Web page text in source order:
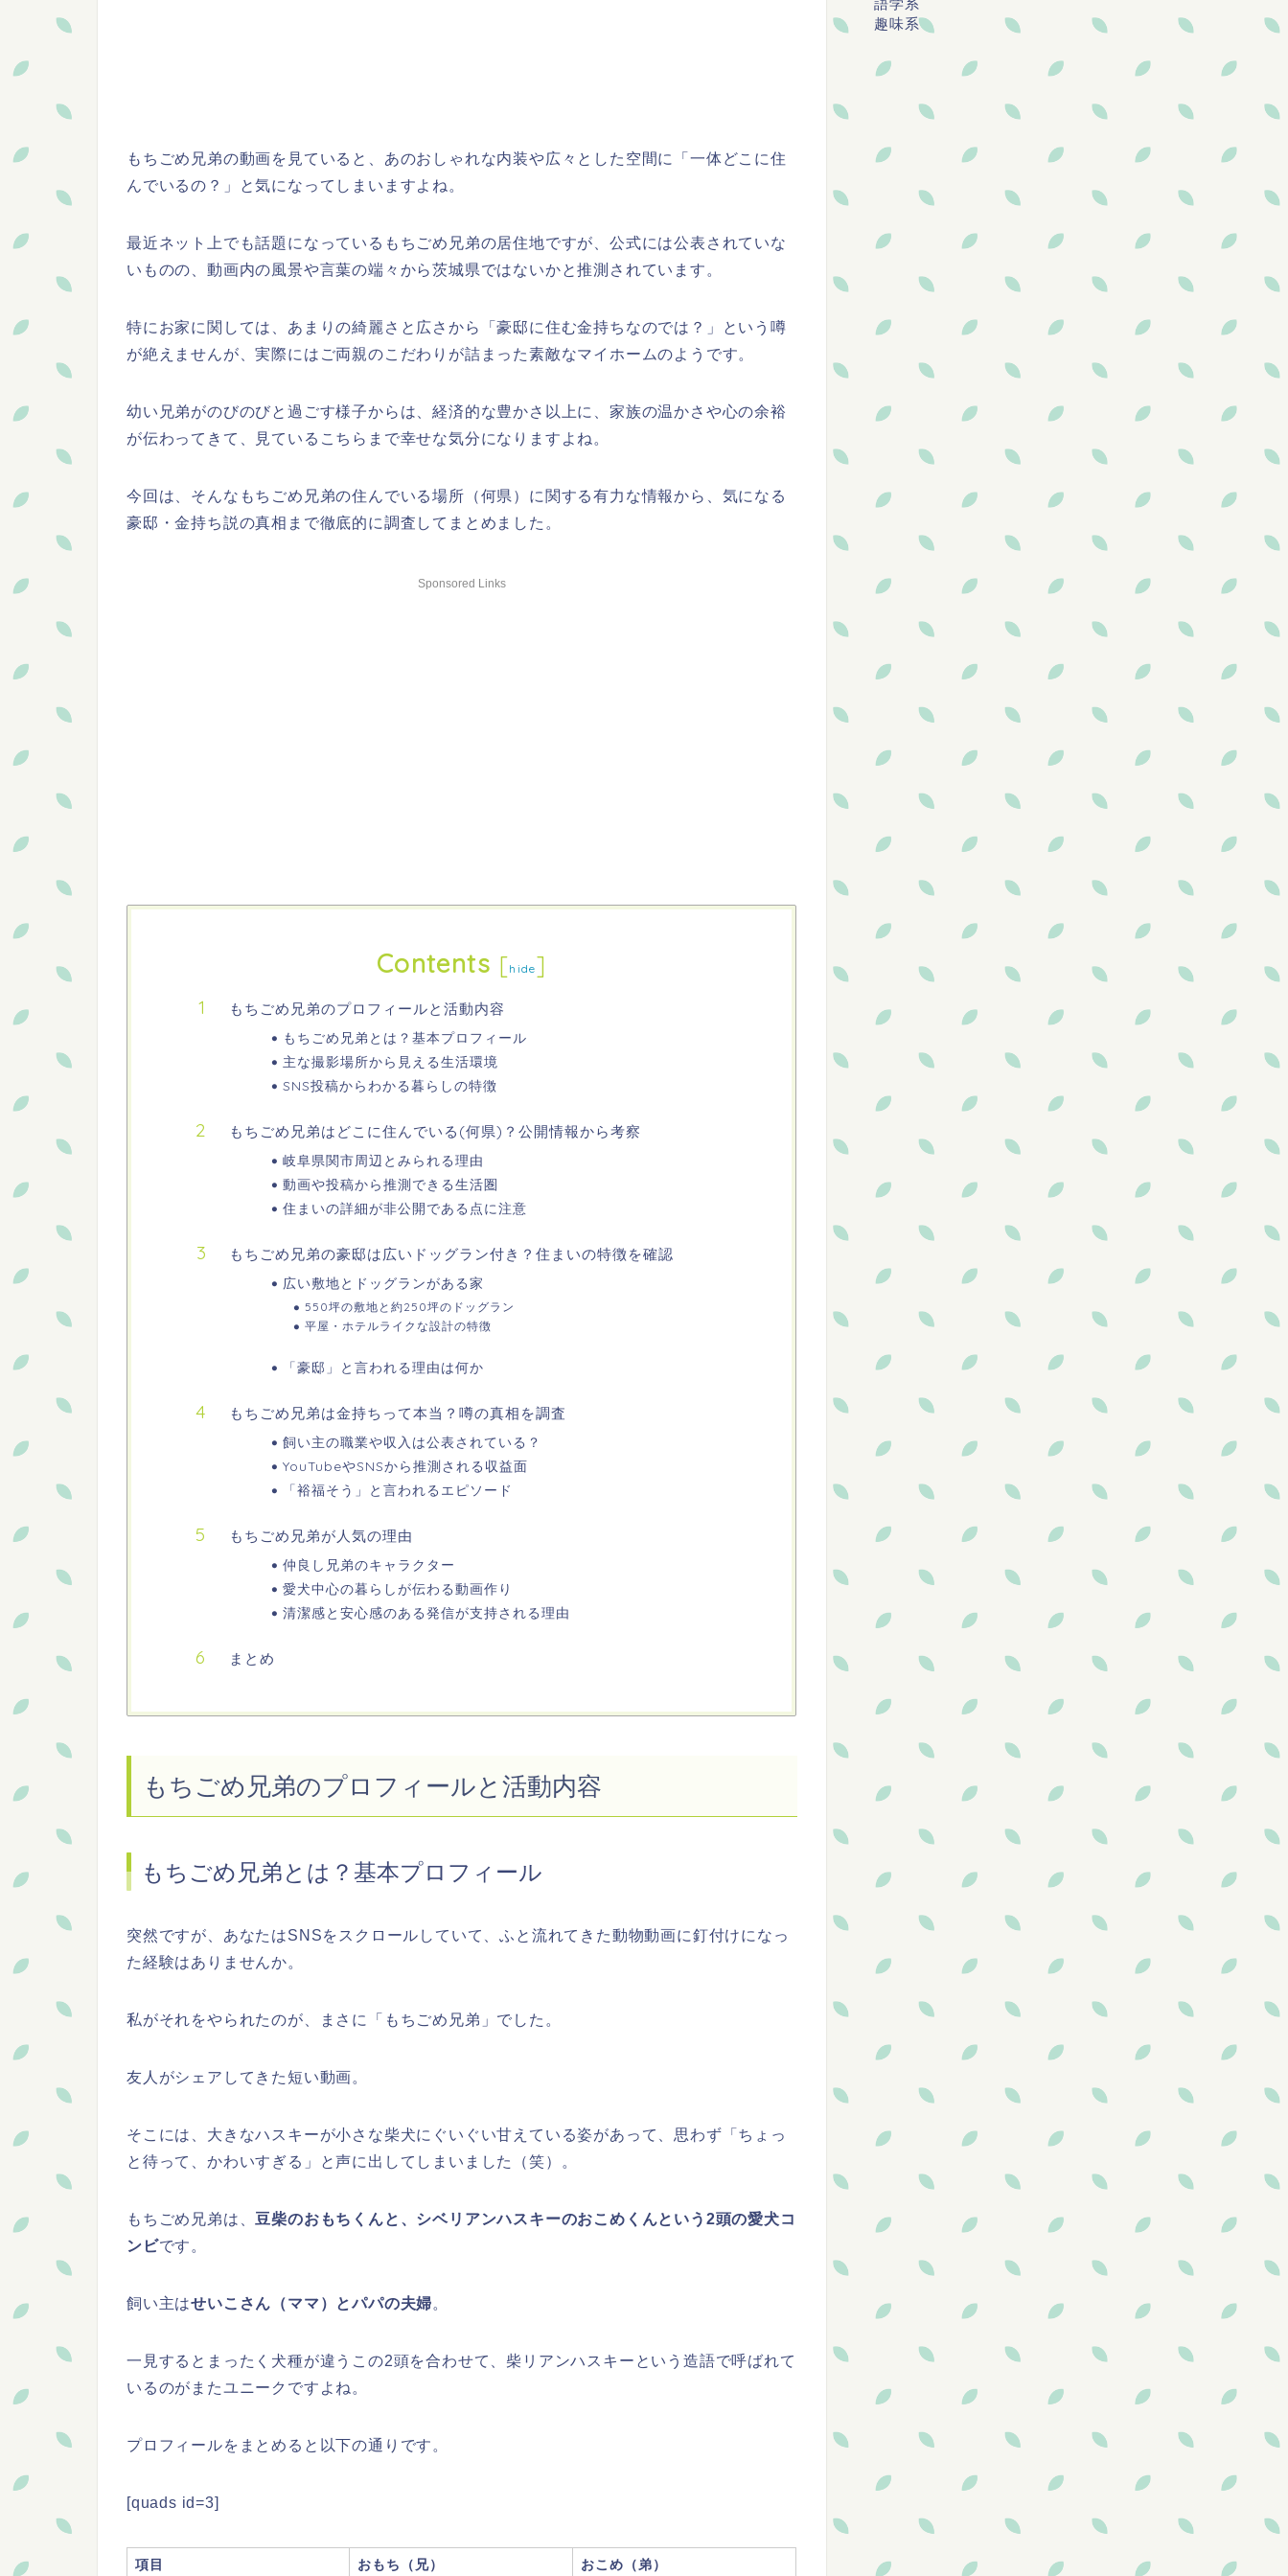
もちごめ兄弟の動画を見ていると、あのおしゃれな内装や広々とした空間に「一体どこに住
んでいるの？」と気になってしまいますよね。
最近ネット上でも話題になっているもちごめ兄弟の居住地ですが、公式には公表されていな
いものの、動画内の風景や言葉の端々から茨城県ではないかと推測されています。
特にお家に関しては、あまりの綺麗さと広さから「豪邸に住む金持ちなのでは？」という噂
が絶えませんが、実際にはご両親のこだわりが詰まった素敵なマイホームのようです。
幼い兄弟がのびのびと過ごす様子からは、経済的な豊かさ以上に、家族の温かさや心の余裕
が伝わってきて、見ているこちらまで幸せな気分になりますよね。
今回は、そんなもちごめ兄弟の住んでいる場所（何県）に関する有力な情報から、気になる
豪邸・金持ち説の真相まで徹底的に調査してまとめました。
Sponsored Links
Contents [hide]
もちごめ兄弟のプロフィールと活動内容
もちごめ兄弟とは？基本プロフィール
主な撮影場所から見える生活環境
SNS投稿からわかる暮らしの特徴
もちごめ兄弟はどこに住んでいる(何県)？公開情報から考察
岐阜県関市周辺とみられる理由
動画や投稿から推測できる生活圏
住まいの詳細が非公開である点に注意
もちごめ兄弟の豪邸は広いドッグラン付き？住まいの特徴を確認
広い敷地とドッグランがある家
550坪の敷地と約250坪のドッグラン
平屋・ホテルライクな設計の特徴
「豪邸」と言われる理由は何か
もちごめ兄弟は金持ちって本当？噂の真相を調査
飼い主の職業や収入は公表されている？
YouTubeやSNSから推測される収益面
「裕福そう」と言われるエピソード
もちごめ兄弟が人気の理由
仲良し兄弟のキャラクター
愛犬中心の暮らしが伝わる動画作り
清潔感と安心感のある発信が支持される理由
まとめ
もちごめ兄弟のプロフィールと活動内容
もちごめ兄弟とは？基本プロフィール
突然ですが、あなたはSNSをスクロールしていて、ふと流れてきた動物動画に釘付けになっ
た経験はありませんか。
私がそれをやられたのが、まさに「もちごめ兄弟」でした。
友人がシェアしてきた短い動画。
そこには、大きなハスキーが小さな柴犬にぐいぐい甘えている姿があって、思わず「ちょっ
と待って、かわいすぎる」と声に出してしまいました（笑）。
もちごめ兄弟は、 豆柴のおもちくんと、シベリアンハスキーのおこめくんという2頭の愛犬コ
ンビです。
飼い主はせいこさん（ママ）とパパの夫婦。
一見するとまったく犬種が違うこの2頭を合わせて、柴リアンハスキーという造語で呼ばれて
いるのがまたユニークですよね。
プロフィールをまとめると以下の通りです。
[quads id=3]
項目 おもち（兄） おこめ（弟）
語学系
趣味系